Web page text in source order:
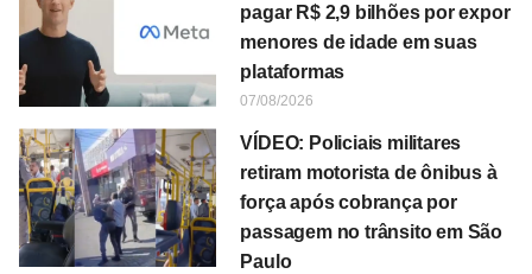
pagar R$ 2,9 bilhões por expor
menores de idade em suas
plataformas
07/08/2026
VÍDEO: Policiais militares
retiram motorista de ônibus à
força após cobrança por
passagem no trânsito em São
Paulo